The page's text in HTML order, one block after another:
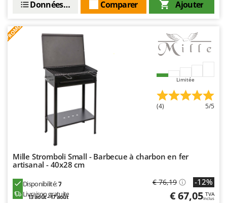
Wiper EcoRobot
Wolf Garten
Wortex
Worx
Yard Force
Zanon
Zephir
Zodiac
Zomax
Ajouter
Comparer
Données techniques
PROMO
Limitée
(4) 5/5
Mille Stromboli Small - Barbecue à charbon en fer
artisanal - 40x28 cm
Disponibilité:7
Livraison gratuite
13 août - 17 août
€ 76,19 -12%
€ 67,05 TVA
Inclus